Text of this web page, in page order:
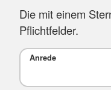
Die mit einem
Pflichtfelder.
Anrede